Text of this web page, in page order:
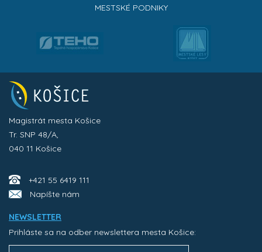
MESTSKÉ PODNIKY
Magistrát mesta Košice
Tr. SNP 48/A,
040 11 Košice
+421 55 6419 111
Napíšte nám
NEWSLETTER
Prihláste sa na odber newslettera mesta Košice: